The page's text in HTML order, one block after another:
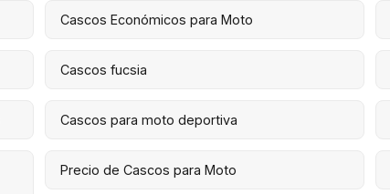
Cascos Económicos para Moto
Cascos fucsia
Cascos para moto deportiva
Precio de Cascos para Moto